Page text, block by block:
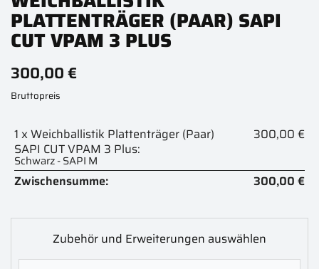
PLATTENTRÄGER (PAAR) SAPI
CUT VPAM 3 PLUS
300,00 €
Bruttopreis
1 x Weichballistik Plattenträger (Paar)
SAPI CUT VPAM 3 Plus:
Schwarz - SAPI M
300,00 €
Zwischensumme: 300,00 €
Zubehör und Erweiterungen auswählen